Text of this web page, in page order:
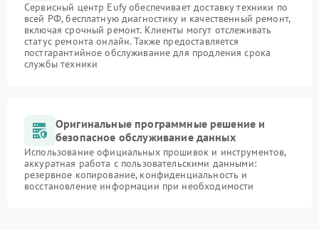
Сервисный центр Eufy обеспечивает доставку техники по
всей РФ, бесплатную диагностику и качественный ремонт,
включая срочный ремонт. Клиенты могут отслеживать
статус ремонта онлайн. Также предоставляется
постгарантийное обслуживание для продления срока
службы техники
Оригинальные программные решение и
безопасное обслуживание данных
Использование официальных прошивок и инструментов,
аккуратная работа с пользовательскими данными:
резервное копирование, конфиденциальность и
восстановление информации при необходимости